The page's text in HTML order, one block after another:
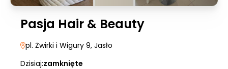
Pasja Hair & Beauty
pl. Żwirki i Wigury 9, Jasło
Dzisiaj:zamknięte